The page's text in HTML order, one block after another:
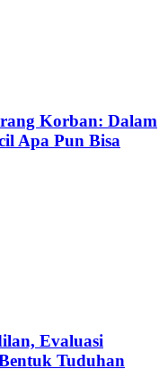
Korban: Dalam
Apa Pun Bisa
Evaluasi
Tuduhan